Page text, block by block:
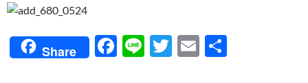
Share
F
Li
T
E